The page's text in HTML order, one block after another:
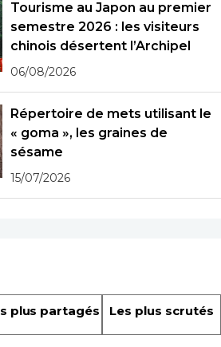
Tourisme au Japon au premier
semestre 2026 : les visiteurs
chinois désertent l’Archipel
06/08/2026
Répertoire de mets utilisant le
« goma », les graines de
sésame
15/07/2026
plus partagés Les plus scrutés